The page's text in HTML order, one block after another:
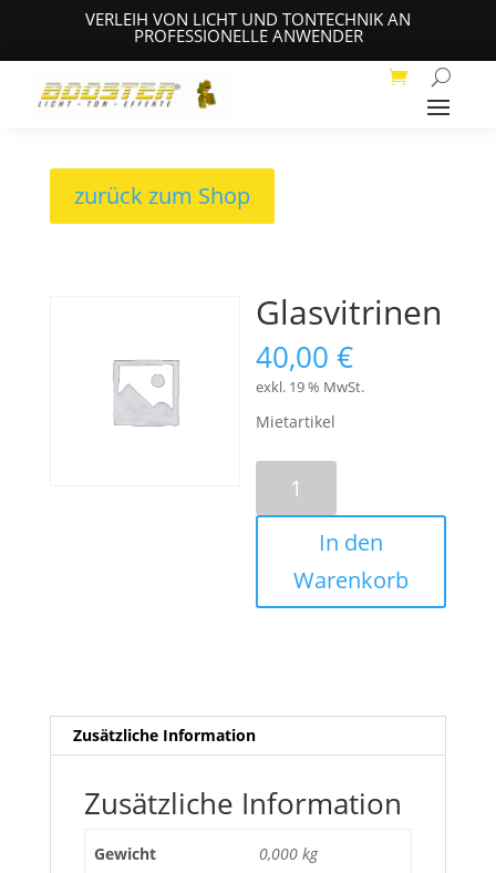
VERLEIH VON LICHT UND TONTECHNIK AN
PROFESSIONELLE ANWENDER
zurück zum Shop
Glasvitrinen
40,00€
exkl. 19 % MwSt.
Mietartikel
Menge
In den
Warenkorb
Zusätzliche Information
Zusätzliche Information
Gewicht 0,000 kg